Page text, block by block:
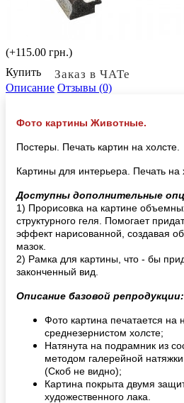
(+115.00 грн.)
Купить
Заказ в ЧАТе
Описание Отзывы (0)
Фото картины Животные.
Постеры. Печать картин на холсте.
Картины для интерьера. Печать на
Доступны дополнительные
1) Прорисовка на картине
структурного геля. Помогает
эффект нарисованной, создавая
мазок.
2) Рамка для картины, что - бы
законченный вид.
Описание базовой репродукции:
Фото картина печатается на
среднезернистом холсте;
Натянута на подрамник из
методом галерейной
(Скоб не видно);
Картина покрыта двумя
художественного лака.